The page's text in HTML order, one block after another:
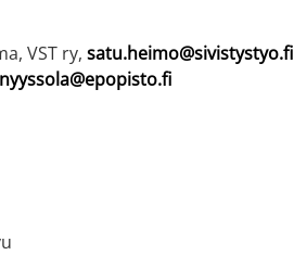
VST ry, satu.heimo@sivistystyo.fi